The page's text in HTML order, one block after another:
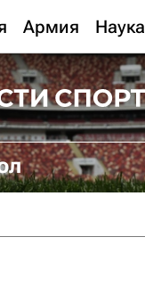
Армия Наука